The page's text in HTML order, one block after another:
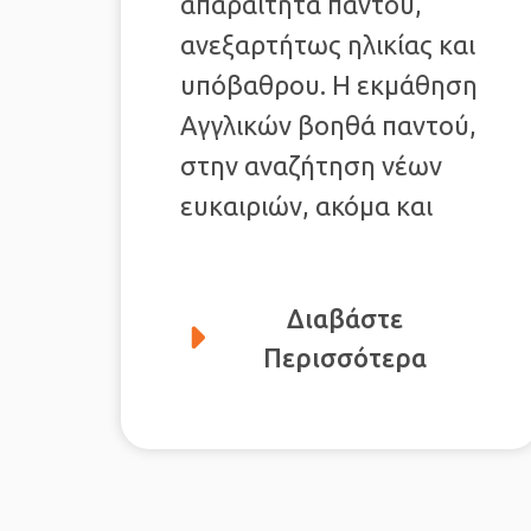
ανεξαρτήτως ηλικίας και
υπόβαθρου. Η εκμάθηση
Αγγλικών βοηθά παντού,
στην αναζήτηση νέων
ευκαιριών, ακόμα και
Διαβάστε
Περισσότερα